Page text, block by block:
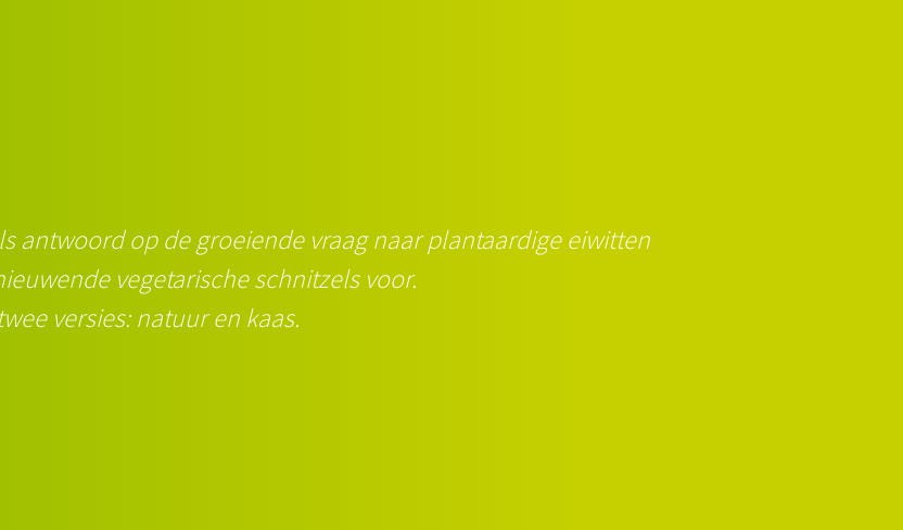
antwoord op de groeiende vraag naar plantaardige eiwitten
vegetarische schnitzels voor.
versies: natuur en kaas.